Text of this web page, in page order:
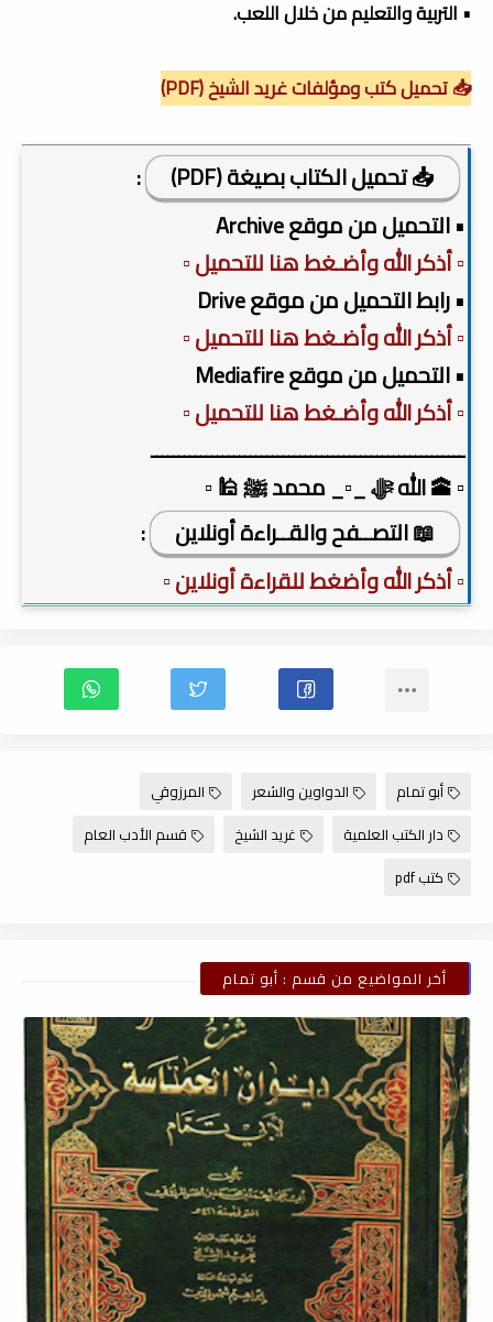
• التربية والتعليم من خلال اللعب.
📥 تحميل كتب ومؤلفات غريد الشيخ (PDF)
📥 تحميل الكتاب بصيغة (PDF)
:
• التحميل من موقع Archive
▫️ أذكر الله وأضـغط هنا للتحميل ▫️
• رابط التحميل من موقع Drive
▫️ أذكر الله وأضـغط هنا للتحميل ▫️
• التحميل من موقع Mediafire
▫️ أذكر الله وأضـغط هنا للتحميل ▫️
ـــــــــــــــــــــــــــــــــــــــــــــــــــــــــ
▫️ 🕋 الله ﷻ _▫️_ محمد ﷺ 🕌 ▫️
📖 التصــفح والقــراءة أونلاين
:
▫️ أذكر الله وأضغط للقراءة أونلاين ▫️
أبو تمام الدواوين والشعر
المرزوقي
دار الكتب العلمية
غريد الشيخ
قسم الأدب العام
كتب pdf
أخر المواضيع من قسم : أبو تمام